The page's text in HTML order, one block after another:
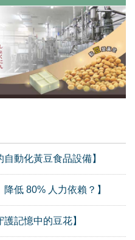
動化黃豆食品設備】
低 80% 人力依賴？】
記憶中的豆花】